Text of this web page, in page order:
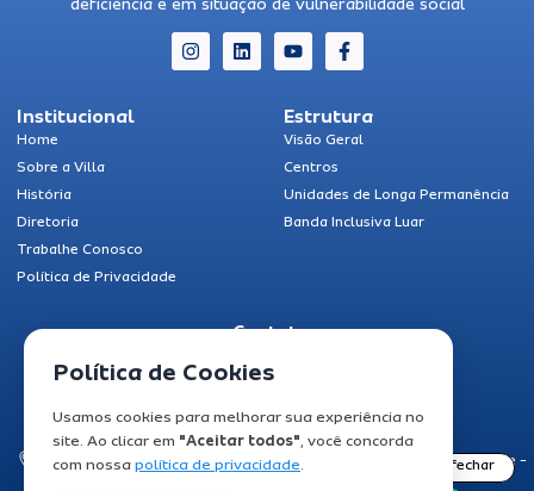
deficiência e em situação de vulnerabilidade social
Institucional
Home
Sobre a Villa
História
Diretoria
Trabalhe Conosco
Política de Privacidade
Estrutura
Visão Geral
Centros
Unidades de Longa Permanência
Banda Inclusiva Luar
Contatos
ascom@cottolengo.org.br
Av. Cel. Gabriel Alves de Carvalho N. 163 Bairro Santuário Trindade -
Política de Cookies
Usamos cookies para melhorar sua experiência no
site. Ao clicar em "Aceitar todos", você concorda
com nossa política de privacidade.